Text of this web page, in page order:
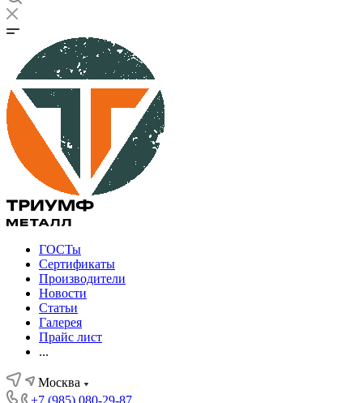
ГОСТы
Сертификаты
Производители
Новости
Статьи
Галерея
Прайс лист
...
Москва
+7 (985) 080-29-87